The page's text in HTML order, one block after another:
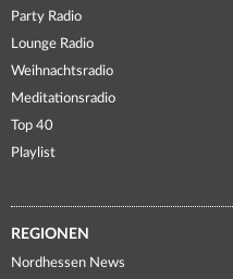
Party Radio
Lounge Radio
Weihnachtsradio
Meditationsradio
Top 40
Playlist
REGIONEN
Nordhessen News